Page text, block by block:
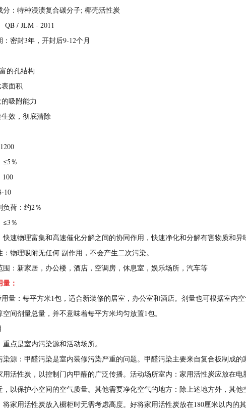
分：特种浸渍复合碳分子; 椰壳活性炭
QB / JLM - 2011
：密封3年，开封后9-12个月
的孔结构
面积
吸附能力
效，彻底清除
≤5％
100
10
负荷：约2％
≤3％
快速物理富集和高速催化分解之间的协同作用，快速净化和分解有害物质和异
：物理吸附无任何 副作用，不会产生二次污染。
围：新家居，办公楼，酒店，空调房，休息室，娱乐场所，汽车等
：
用量：每平方米1包，适合新装修的居室，办公室和酒店。剂量也可根据室内
空间剂量总量，并不意味着每平方米均匀放置1包。
重点是室内污染源和活动场所。
染源：甲醛污染是室内装修污染严重的问题。甲醛污染主要来自复合板制成
用活性炭，以控制门内甲醛的广泛传播。活动场所室内：家用活性炭应放在
，以保护小空间的空气质量。其他需要净化空气的地方：除上述地方外，其他
将家用活性炭放入橱柜时无需考虑高度。好将家用活性炭放在180厘米以内的